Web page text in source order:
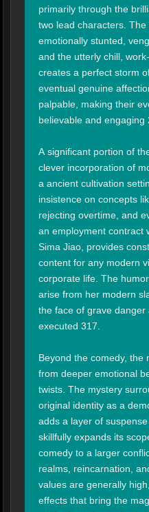
primarily through the
two lead characters.
emotionally stunted,
and the utterly chill,
creates a perfect storm
eventual genuine
palpable, making their
believable and engaging
A significant portion of
clever incorporation of
a ancient cultivation
insistence on concepts
rejecting overtime, and
an employment contract
Sima Jiao, provides
content for any modern
corporate life. The
arise from her modern
the face of grave danger
executed 317.
Beyond the comedy, the
from deeper emotional
twists. The mystery
original identity as a
adds a layer of
skillfully expands its
comedy to a larger
realms, reincarnation,
values are generally
effects that bring the